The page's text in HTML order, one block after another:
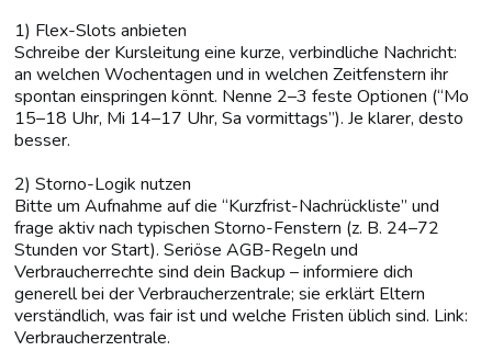
1) Flex-Slots anbieten
Schreibe der Kursleitung eine kurze, verbindliche Nachricht:
an welchen Wochentagen und in welchen Zeitfenstern ihr
spontan einspringen könnt. Nenne 2–3 feste Optionen (“Mo
15–18 Uhr, Mi 14–17 Uhr, Sa vormittags”). Je klarer, desto
besser.
2) Storno-Logik nutzen
Bitte um Aufnahme auf die “Kurzfrist-Nachrückliste” und
frage aktiv nach typischen Storno-Fenstern (z. B. 24–72
Stunden vor Start). Seriöse AGB-Regeln und
Verbraucherrechte sind dein Backup – informiere dich
generell bei der Verbraucherzentrale; sie erklärt Eltern
verständlich, was fair ist und welche Fristen üblich sind. Link:
Verbraucherzentrale.